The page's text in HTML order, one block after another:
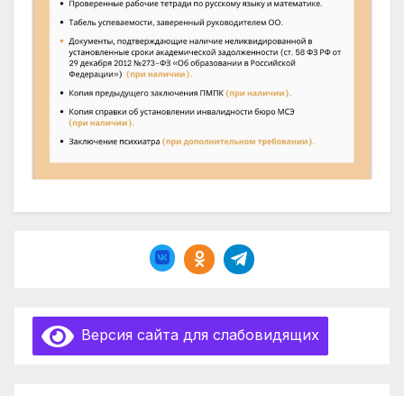
Версия сайта для слабовидящих